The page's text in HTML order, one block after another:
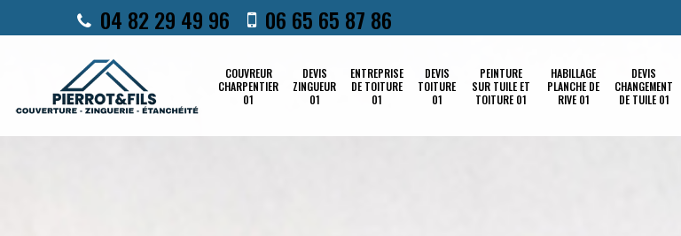
04 82 29 49 96 06 65 65 87 86
COUVREUR
CHARPENTIER
01
DEVIS
ZINGUEUR
01
ENTREPRISE
DE TOITURE
01
DEVIS
TOITURE
01
PEINTURE
SUR TUILE ET
TOITURE 01
HABILLAGE
PLANCHE DE
RIVE 01
DEVIS
CHANGEMENT
DE TUILE 01